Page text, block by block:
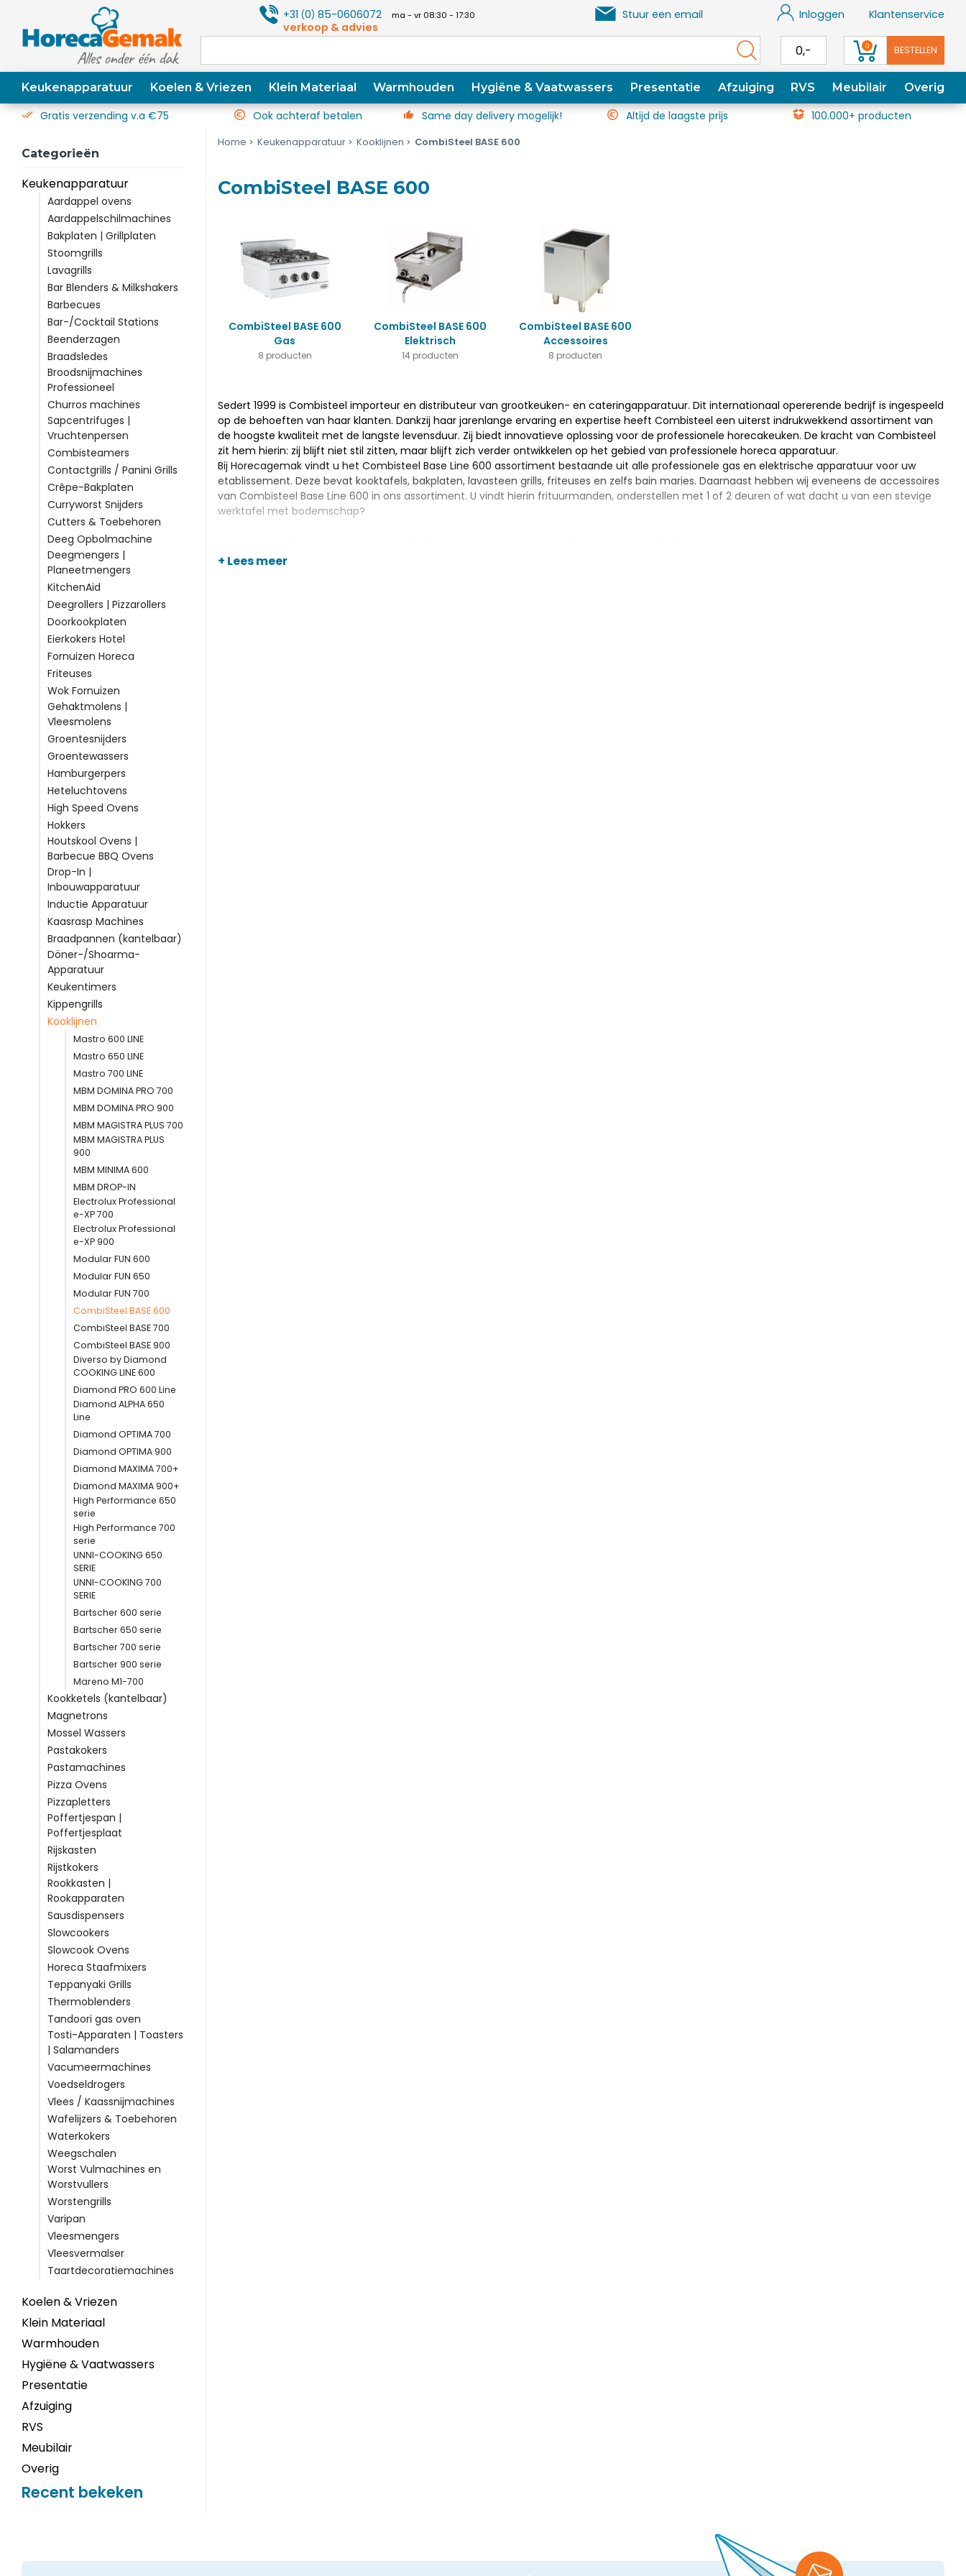
+31(0) 85-0606072 ma - vr 08:30 - 17:30
verkoop & advies
Stuur een email Inloggen Klantenservice
0,- 0 BESTELLEN
Keukenapparatuur Koelen & Vriezen Klein Materiaal Warmhouden Hygiëne & Vaatwassers Presentatie Afzuiging RVS Meubilair Overig
Gratis verzending v.a €75 Ook achteraf betalen Same day delivery mogelijk! Altijd de laagste prijs 100.000+ producten
Categorieën
Keukenapparatuur
Aardappel ovens
Aardappelschilmachines
Bakplaten | Grillplaten
Stoomgrills
Lavagrills
Bar Blenders & Milkshakers
Barbecues
Bar-/Cocktail Stations
Beenderzagen
Braadsledes
Broodsnijmachines
Professioneel
Churros machines
Sapcentrifuges |
Vruchtenpersen
Combisteamers
Contactgrills / Panini Grills
Crêpe-Bakplaten
Curryworst Snijders
Cutters & Toebehoren
Deeg Opbolmachine
Deegmengers |
Planeetmengers
KitchenAid
Deegrollers | Pizzarollers
Doorkookplaten
Eierkokers Hotel
Fornuizen Horeca
Friteuses
Wok Fornuizen
Gehaktmolens |
Vleesmolens
Groentesnijders
Groentewassers
Hamburgerpers
Heteluchtovens
High Speed Ovens
Hokkers
Houtskool Ovens |
Barbecue BBQ Ovens
Drop-In |
Inbouwapparatuur
Inductie Apparatuur
Kaasrasp Machines
Braadpannen (kantelbaar)
Döner-/Shoarma-
Apparatuur
Keukentimers
Kippengrills
Kooklijnen
Mastro 600 LINE
Mastro 650 LINE
Mastro 700 LINE
MBM DOMINA PRO 700
MBM DOMINA PRO 900
MBM MAGISTRA PLUS 700
MBM MAGISTRA PLUS
900
MBM MINIMA 600
MBM DROP-IN
Electrolux Professional
e-XP 700
Electrolux Professional
e-XP 900
Modular FUN 600
Modular FUN 650
Modular FUN 700
CombiSteel BASE 600
CombiSteel BASE 700
CombiSteel BASE 900
Diverso by Diamond
COOKING LINE 600
Diamond PRO 600 Line
Diamond ALPHA 650
Line
Diamond OPTIMA 700
Diamond OPTIMA 900
Diamond MAXIMA 700+
Diamond MAXIMA 900+
High Performance 650
serie
High Performance 700
serie
UNNI-COOKING 650
SERIE
UNNI-COOKING 700
SERIE
Bartscher 600 serie
Bartscher 650 serie
Bartscher 700 serie
Bartscher 900 serie
Mareno M1-700
Kookketels (kantelbaar)
Magnetrons
Mossel Wassers
Pastakokers
Pastamachines
Pizza Ovens
Pizzapletters
Poffertjespan |
Poffertjesplaat
Rijskasten
Rijstkokers
Rookkasten |
Rookapparaten
Sausdispensers
Slowcookers
Slowcook Ovens
Horeca Staafmixers
Teppanyaki Grills
Thermoblenders
Tandoori gas oven
Tosti-Apparaten | Toasters
| Salamanders
Vacumeermachines
Voedseldrogers
Vlees / Kaassnijmachines
Wafelijzers & Toebehoren
Waterkokers
Weegschalen
Worst Vulmachines en
Worstvullers
Worstengrills
Varipan
Vleesmengers
Vleesvermalser
Taartdecoratiemachines
Koelen & Vriezen
Klein Materiaal
Warmhouden
Hygiëne & Vaatwassers
Presentatie
Afzuiging
RVS
Meubilair
Overig
Recent bekeken
Home Keukenapparatuur Kooklijnen CombiSteel BASE 600
CombiSteel BASE 600
CombiSteel BASE 600
Gas
8 producten
CombiSteel BASE 600
Elektrisch
14 producten
CombiSteel BASE 600
Accessoires
8 producten
Sedert 1999 is Combisteel importeur en distributeur van grootkeuken- en cateringapparatuur. Dit internationaal opererende bedrijf is ingespeeld
op de behoeften van haar klanten. Dankzij haar jarenlange ervaring en expertise heeft Combisteel een uiterst indrukwekkend assortiment van
de hoogste kwaliteit met de langste levensduur. Zij biedt innovatieve oplossing voor de professionele horecakeuken. De kracht van Combisteel
zit hem hierin: zij blijft niet stil zitten, maar blijft zich verder ontwikkelen op het gebied van professionele horeca apparatuur.
Bij Horecagemak vindt u het Combisteel Base Line 600 assortiment bestaande uit alle professionele gas en elektrische apparatuur voor uw
etablissement. Deze bevat kooktafels, bakplaten, lavasteen grills, friteuses en zelfs bain maries. Daarnaast hebben wij eveneens de accessoires
van Combisteel Base Line 600 in ons assortiment. U vindt hierin frituurmanden, onderstellen met 1 of 2 deuren of wat dacht u van een stevige
werktafel met bodemschap?
+ Lees meer